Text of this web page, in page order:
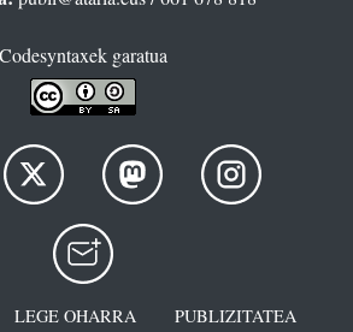
Codesyntaxek garatua
LEGE OHARRA
PUBLIZITATEA